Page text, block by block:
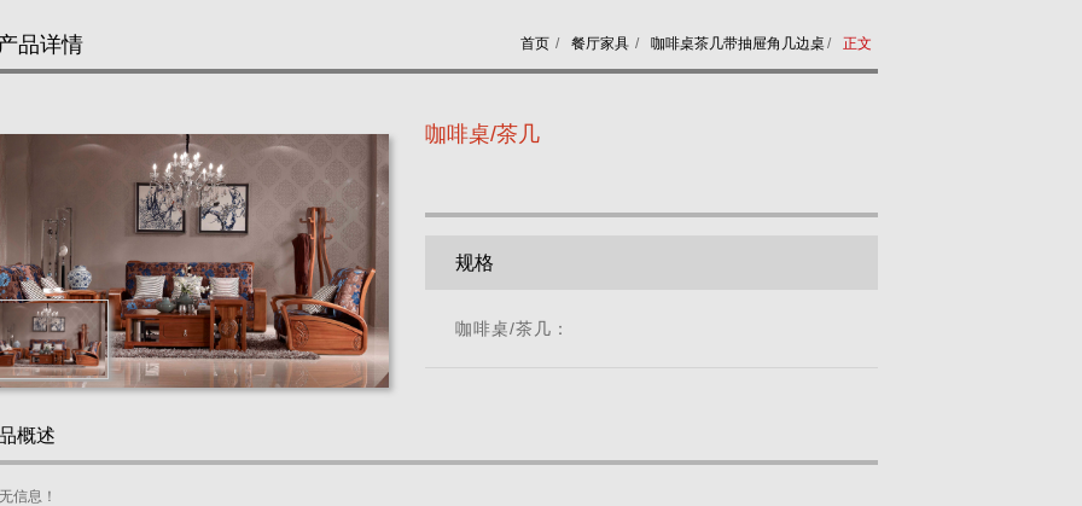
品详情 首页 / 餐厅家具 / 咖啡桌茶几带抽屉角几边桌/ 正文
咖啡桌/茶几
规格
咖啡桌/茶几：
概述
信息！